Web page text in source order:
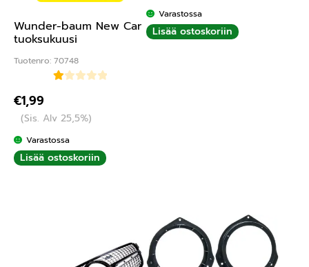
Wunder-baum New Car
tuoksukuusi
Tuotenro: 70748
ste
tu
ott
€1,99
(Sis. Alv 25,5%)
Varastossa
Lisää ostoskoriin
Varastossa
Lisää ostoskoriin